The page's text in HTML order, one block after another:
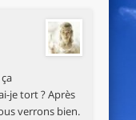
je tort ? Après
verrons bien.